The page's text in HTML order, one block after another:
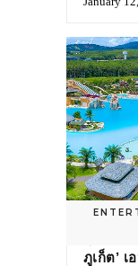
จุดหมา
ภูเก็ต’